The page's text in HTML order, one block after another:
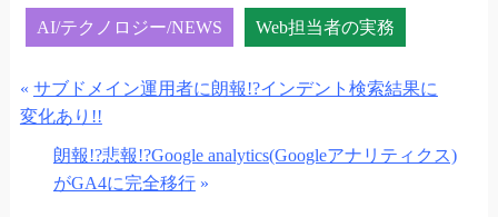
bo
ok
tte
r
ail
AI/テクノロジー/NEWS Web担当者の実務
« サブドメイン運用者に朗報!?インデント検索結果に
変化あり!!
朗報!?悲報!?Google analytics(Googleアナリティクス)
がGA4に完全移行»